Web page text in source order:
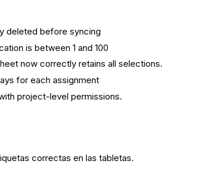
deleted before syncing
is between 1 and 100
now correctly retains all selections.
for each assignment
project-level permissions.
correctas en las tabletas.